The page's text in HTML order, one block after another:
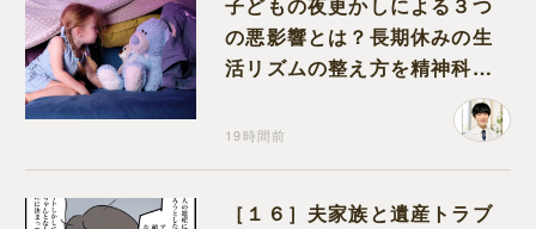
子どもの夜更かしによる３つ
の悪影響とは？長期休みの生
活リズムの整え方を精神科医
19時間前
［１６］夫家族と遺産トラブ